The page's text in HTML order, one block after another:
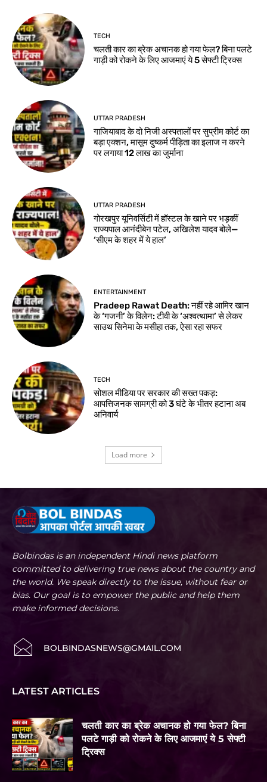
TECH
चलती कार का ब्रेक अचानक हो गया फेल? बिना पलटे
गाड़ी को रोकने के लिए आजमाएं ये 5 सेफ्टी ट्रिक्स
UTTAR PRADESH
गाजियाबाद के दो निजी अस्पतालों पर सुप्रीम कोर्ट का
बड़ा एक्शन, मासूम दुष्कर्म पीड़िता का इलाज न करने
पर लगाया 12 लाख का जुर्माना
UTTAR PRADESH
गोरखपुर यूनिवर्सिटी में हॉस्टल के खाने पर भड़कीं
राज्यपाल आनंदीबेन पटेल, अखिलेश यादव बोले—
‘सीएम के शहर में ये हाल’
ENTERTAINMENT
Pradeep Rawat Death: नहीं रहे आमिर खान
के ‘गजनी’ के विलेन: टीवी के ‘अश्वत्थामा’ से लेकर
साउथ सिनेमा के मसीहा तक, ऐसा रहा सफर
TECH
सोशल मीडिया पर सरकार की सख्त पकड़:
आपत्तिजनक सामग्री को 3 घंटे के भीतर हटाना अब
अनिवार्य
Load more
Bolbindas is an independent Hindi news platform
committed to delivering true news about the country and
the world. We speak directly to the issue, without fear or
bias. Our goal is to empower the public and help them
make informed decisions.
BOLBINDASNEWS@GMAIL.COM
LATEST ARTICLES
चलती कार का ब्रेक अचानक हो गया फेल? बिना
पलटे गाड़ी को रोकने के लिए आजमाएं ये 5 सेफ्टी
ट्रिक्स